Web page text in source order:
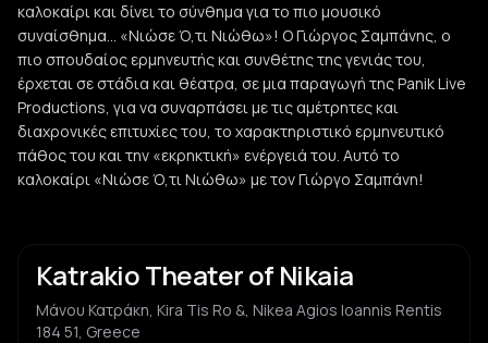
καλοκαίρι και δίνει το σύνθημα για το πιο μουσικό
συναίσθημα… «Νιώσε Ό,τι Νιώθω»! Ο Γιώργος Σαμπάνης, ο
πιο σπουδαίος ερμηνευτής και συνθέτης της γενιάς του,
έρχεται σε στάδια και θέατρα, σε μια παραγωγή της Panik Live
Productions, για να συναρπάσει με τις αμέτρητες και
διαχρονικές επιτυχίες του, το χαρακτηριστικό ερμηνευτικό
πάθος του και την «εκρηκτική» ενέργειά του. Αυτό το
καλοκαίρι «Νιώσε Ό,τι Νιώθω» με τον Γιώργο Σαμπάνη!
Katrakio Theater of Nikaia
Μάνου Κατράκη, Kira Tis Ro &, Nikea Agios Ioannis Rentis
184 51, Greece